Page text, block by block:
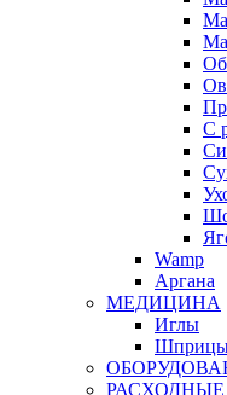
С
Wamp
Аргана
МЕДИЦИНА
Иглы